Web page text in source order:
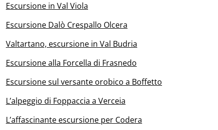
Escursione in Val Viola
Escursione Dalò Crespallo Olcera
Valtartano, escursione in Val Budria
Escursione alla Forcella di Frasnedo
Escursione sul versante orobico a Boffetto
L’alpeggio di Foppaccia a Verceia
L’affascinante escursione per Codera